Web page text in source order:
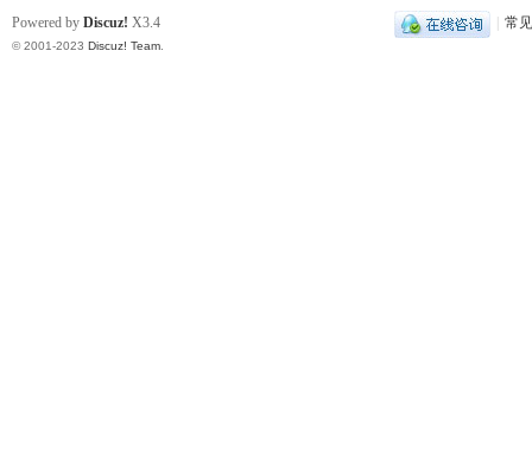
常
Powered by Discuz! X3.4
© 2001-2023 Discuz! Team